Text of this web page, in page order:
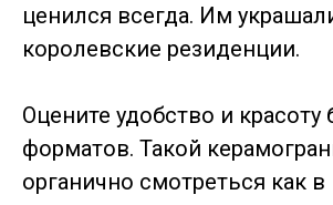
ценился всегда. Им
королевские резиденции.
Оцените удобство и
форматов. Такой
органично смотреться как в